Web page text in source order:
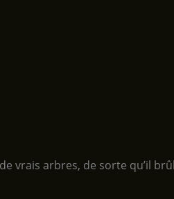
vrais arbres, de sorte qu’il